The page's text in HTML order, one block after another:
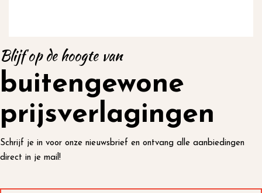
Blijf op de hoogte van
buitengewone
prijsverlagingen
Schrijf je in voor onze nieuwsbrief en ontvang alle aanbiedingen
direct in je mail!